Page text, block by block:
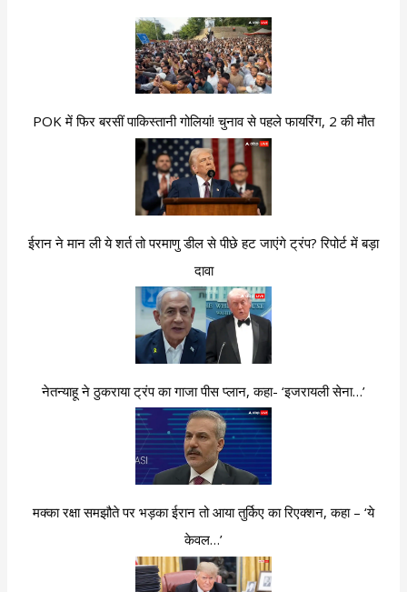
POK में फिर बरसीं पाकिस्तानी गोलियां! चुनाव से पहले फायरिंग, 2 की मौत
ईरान ने मान ली ये शर्त तो परमाणु डील से पीछे हट जाएंगे ट्रंप? रिपोर्ट में बड़ा
दावा
नेतन्याहू ने ठुकराया ट्रंप का गाजा पीस प्लान, कहा- ‘इजरायली सेना…’
मक्का रक्षा समझौते पर भड़का ईरान तो आया तुर्किए का रिएक्शन, कहा – ‘ये
केवल…’